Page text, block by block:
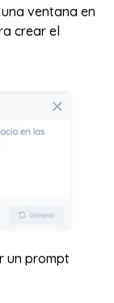
ventana en
crear el
un prompt